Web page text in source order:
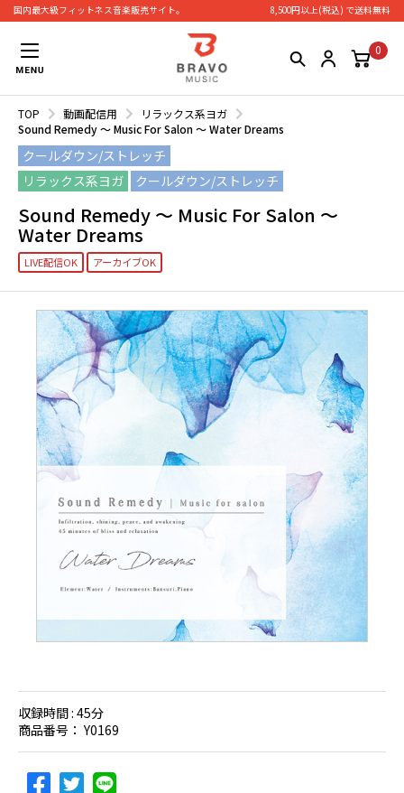
国内最大級フィットネス⾳楽販売サイト。 8,500円以上(税込) で送料無料
0
TOP 動画配信用
リラックス系ヨガ
Sound Remedy ～ Music For Salon ～ Water Dreams
クールダウン/ストレッチ
リラックス系ヨガ
クールダウン/ストレッチ
Sound Remedy ～ Music For Salon ～
Water Dreams
LIVE配信OK アーカイブOK
収録時間 : 45分
商品番号：Y0169